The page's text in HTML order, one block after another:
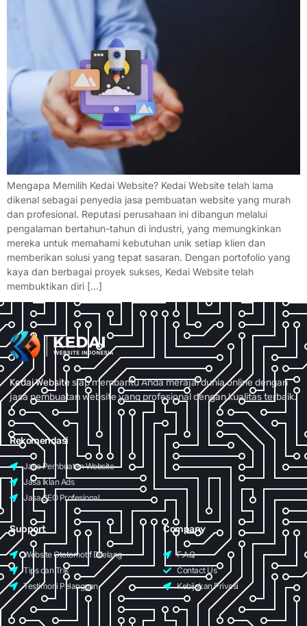
Mengapa Memilih Kedai Website? Kedai Website telah lama
dikenal sebagai penyedia jasa pembuatan website yang murah
dan profesional. Reputasi perusahaan ini dibangun melalui
pengalaman bertahun-tahun di industri, yang memungkinkan
mereka untuk memahami kebutuhan unik setiap klien dan
memberikan solusi yang tepat sasaran. Dengan portofolio yang
kaya dan berbagai proyek sukses, Kedai Website telah
membuktikan diri […]
Kedai Websitesiap membantu Anda merajai dunia online dengan
jasa pembuatan website yang profesional dengan kualitas terbaik.
Rekomendasi
Jasa Pembuatan Website
Jasa Iklan Ads
Jasa SEO Profesional
Support
Website Ototomotif Dilelang
Tips dan Trik
Testimoni Pelanggan
Company
F.A.Q
Contact Us
Kebijakan Privasi